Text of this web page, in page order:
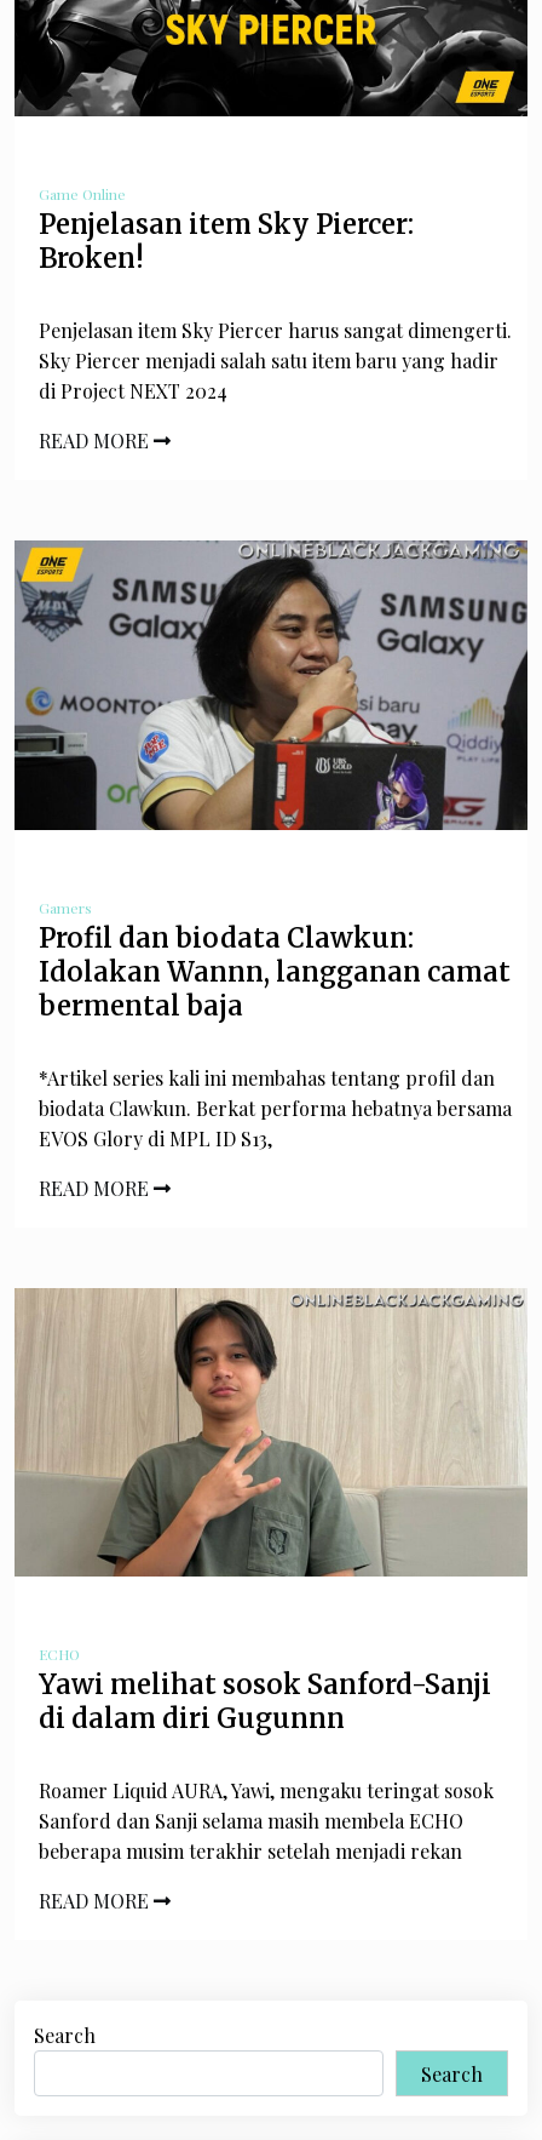
Game Online
Penjelasan item Sky Piercer:
Broken!
Penjelasan item Sky Piercer harus sangat dimengerti.
Sky Piercer menjadi salah satu item baru yang hadir
di Project NEXT 2024
READ MORE
Gamers
Profil dan biodata Clawkun:
Idolakan Wannn, langganan camat
bermental baja
*Artikel series kali ini membahas tentang profil dan
biodata Clawkun. Berkat performa hebatnya bersama
EVOS Glory di MPL ID S13,
READ MORE
ECHO
Yawi melihat sosok Sanford-Sanji
di dalam diri Gugunnn
Roamer Liquid AURA, Yawi, mengaku teringat sosok
Sanford dan Sanji selama masih membela ECHO
beberapa musim terakhir setelah menjadi rekan
READ MORE
Search
Search